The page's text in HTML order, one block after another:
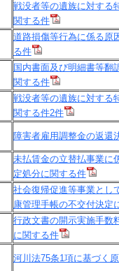
戦没者等の遺族に対する
関する件
道路損傷等行為に係る原
る件
国内書面及び明細書等翻
関する件
戦没者等の遺族に対する
関する件2件
障害者雇用調整金の返還
未払賃金の立替払事業に
定処分に関する件
社会復帰促進等事業とし
康管理手帳の不交付決定
行政文書の開示実施手数
に関する件
河川法75条1項に基づく